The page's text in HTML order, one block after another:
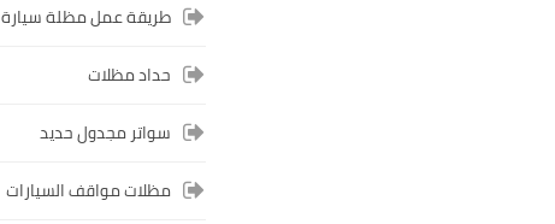
طريقة عمل مظلة سيارة
حداد مظلات
سواتر مجدول حديد
مظلات مواقف السيارات